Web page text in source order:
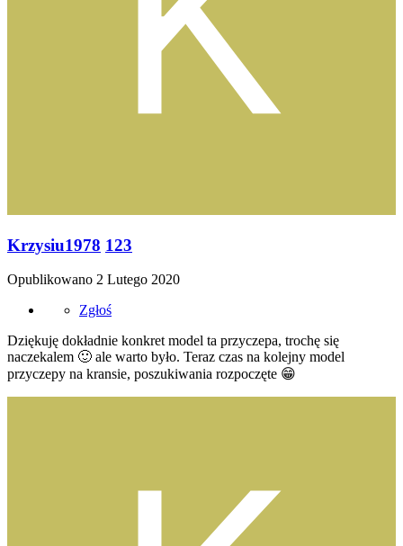
Krzysiu1978 123
Opublikowano 2 Lutego 2020
Zgłoś
Dziękuję dokładnie konkret model ta przyczepa, trochę się
naczekalem 🙂 ale warto było. Teraz czas na kolejny model
przyczepy na kransie, poszukiwania rozpoczęte 😁